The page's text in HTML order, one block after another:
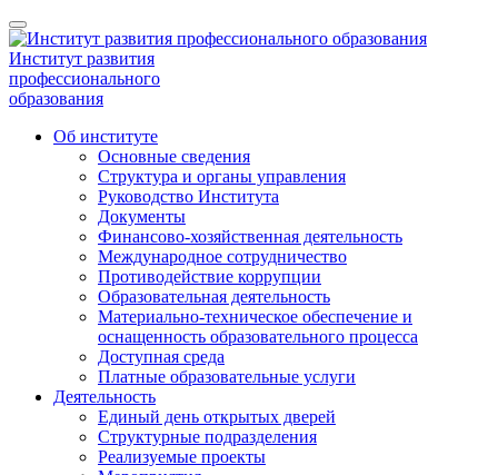
Институт развития
профессионального
образования
Об институте
Основные сведения
Структура и органы управления
Руководство Института
Документы
Финансово-хозяйственная деятельность
Международное сотрудничество
Противодействие коррупции
Образовательная деятельность
Материально-техническое обеспечение и
оснащенность образовательного процесса
Доступная среда
Платные образовательные услуги
Деятельность
Единый день открытых дверей
Структурные подразделения
Реализуемые проекты